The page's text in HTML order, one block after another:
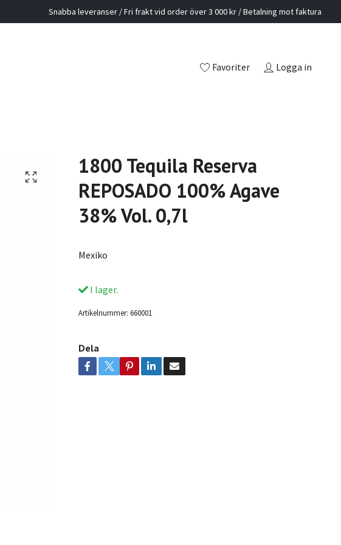
Snabba leveranser / Fri frakt vid order över 3 000 kr / Betalning mot faktura
Favoriter Logga in
1800 Tequila Reserva
REPOSADO 100% Agave
38% Vol. 0,7l
Mexiko
I lager.
Artikelnummer: 660001
Dela